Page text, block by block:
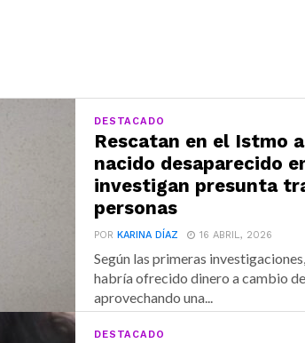
DESTACADO
Rescatan en el Istmo
nacido desaparecido
investigan presunta
personas
PORKARINA DÍAZ 16 ABRIL, 2026
Según las primeras
habría ofrecido dinero a cambio
aprovechando una...
DESTACADO